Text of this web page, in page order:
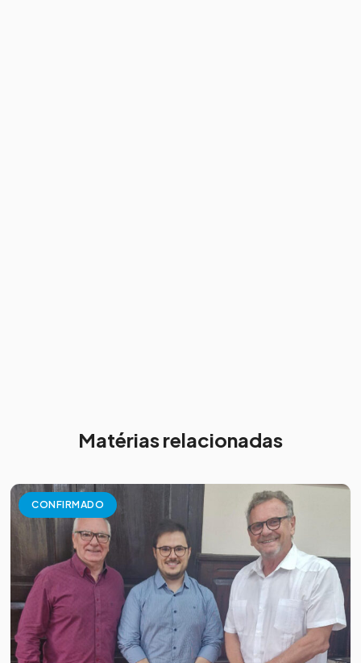
Matérias relacionadas
CONFIRMADO